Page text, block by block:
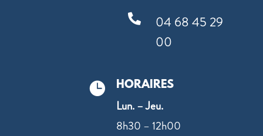

04 68 45 29
00
 HORAIRES
Lun. – Jeu.
8h30 – 12h00